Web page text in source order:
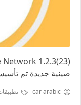
صينية جديدة تم
car arabic تطبيقات